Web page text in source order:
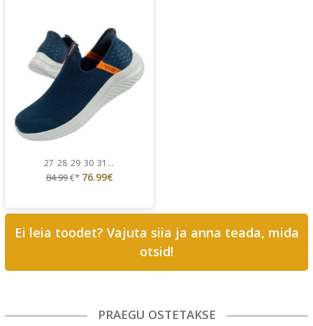
27 28 29 30 31 ...
84.99€* 76.99€
Ei leia toodet? Vajuta siia ja anna teada, mida
otsid!
PRAEGU OSTETAKSE